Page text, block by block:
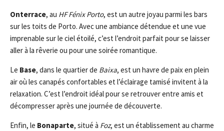
Onterrace, au HF Fénix Porto, est un autre joyau parmi les bars
sur les toits de Porto. Avec une ambiance détendue et une vue
imprenable sur le ciel étoilé, c’est l’endroit parfait pour se laisser
aller à la rêverie ou pour une soirée romantique.
Le Base, dans le quartier de Baixa, est un havre de paix en plein
air où les canapés confortables et l’éclairage tamisé invitent à la
relaxation. C’est l’endroit idéal pour se retrouver entre amis et
décompresser après une journée de découverte.
Enfin, le Bonaparte, situé à Foz, est un établissement au charme